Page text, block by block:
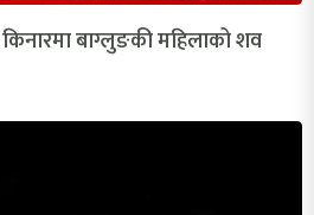
बाग्लुङकी महिलाको शव